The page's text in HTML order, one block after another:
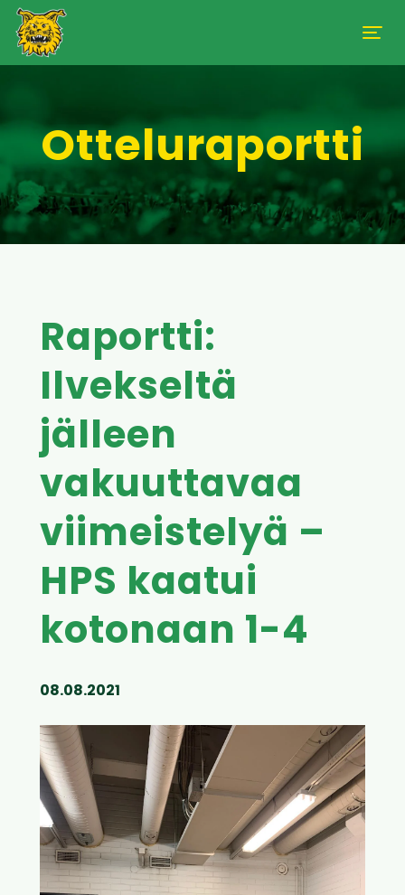
Otteluraportti
Raportti:
Ilvekseltä
jälleen
vakuuttavaa
viimeistelyä –
HPS kaatui
kotonaan 1-4
08.08.2021